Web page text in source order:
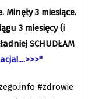
3 miesiące.
3 miesięcy (i
SCHUDŁAM
#zdrowie